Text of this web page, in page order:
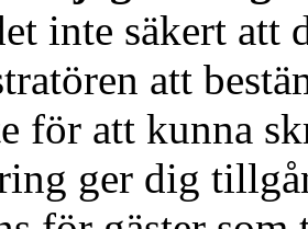
inte säkert att
att
för att kunna
ger dig